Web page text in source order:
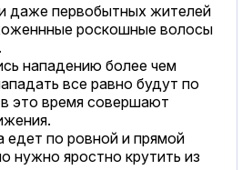
даже первобытных жителей
роскошные волосы
нападению более чем
все равно будут по
это время совершают
по ровной и прямой
нужно яростно крутить из